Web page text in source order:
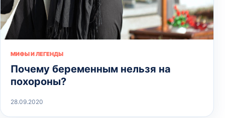
МИФЫ И ЛЕГЕНДЫ
Почему беременным нельзя на
похороны?
28.09.2020